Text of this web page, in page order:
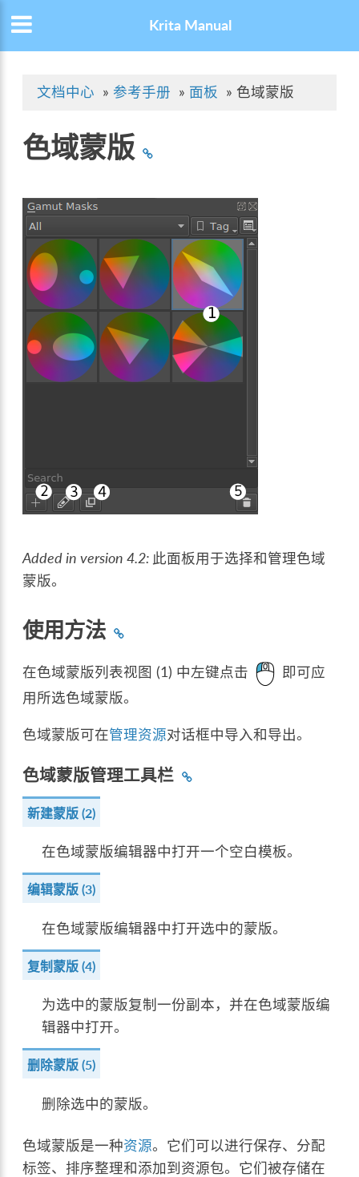
Krita Manual
文档中心 » 参考手册 » 面板 » 色域蒙版
色域蒙版
Added in version 4.2: 此面板用于选择和管理色域
蒙版。
使用方法
在色域蒙版列表视图 (1) 中左键点击
即可应
用所选色域蒙版。
色域蒙版可在管理资源对话框中导入和导出。
色域蒙版管理工具栏
新建蒙版 (2)
在色域蒙版编辑器中打开一个空白模板。
编辑蒙版 (3)
在色域蒙版编辑器中打开选中的蒙版。
复制蒙版 (4)
为选中的蒙版复制一份副本，并在色域蒙版编
辑器中打开。
删除蒙版 (5)
删除选中的蒙版。
色域蒙版是一种资源。它们可以进行保存、分配
标签、排序整理和添加到资源包。它们被存储在